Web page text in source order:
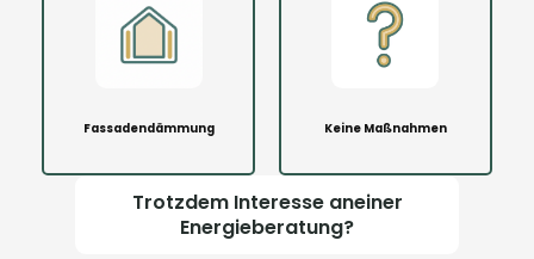
Fassadendämmung Keine Maßnahmen
Trotzdem Interesse aneiner
Energieberatung?